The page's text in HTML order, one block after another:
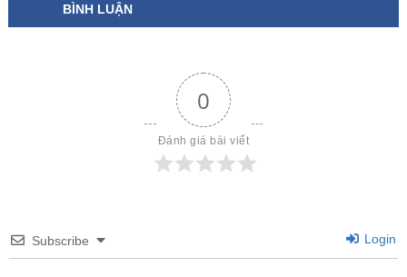
BÌNH LUẬN
0
Đánh giá bài viết
Subscribe Login